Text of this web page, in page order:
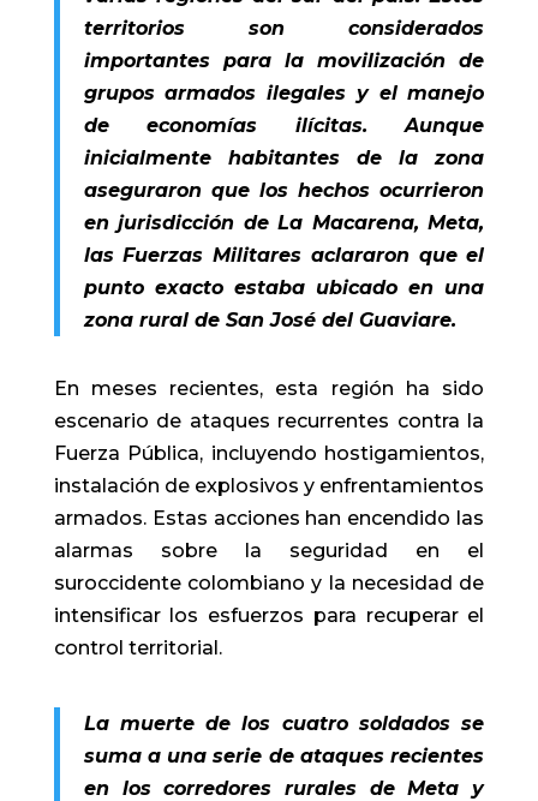
territorios son considerados
importantes para la movilización de
grupos armados ilegales y el manejo
de economías ilícitas. Aunque
inicialmente habitantes de la zona
aseguraron que los hechos ocurrieron
en jurisdicción de La Macarena, Meta,
las Fuerzas Militares aclararon que el
punto exacto estaba ubicado en una
zona rural de San José del Guaviare.
En meses recientes, esta región ha sido
escenario de ataques recurrentes contra la
Fuerza Pública, incluyendo hostigamientos,
instalación de explosivos y enfrentamientos
armados. Estas acciones han encendido las
alarmas sobre la seguridad en el
suroccidente colombiano y la necesidad de
intensificar los esfuerzos para recuperar el
control territorial.
La muerte de los cuatro soldados se
suma a una serie de ataques recientes
en los corredores rurales de Meta y